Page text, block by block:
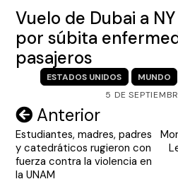
Vuelo de Dubai a
por súbita
pasajeros
ESTADOS UNIDOS MUNDO
5 DE
Navegación
de
entradas
Anterior
Estudiantes, madres, padres
y catedráticos rugieron con
fuerza contra la violencia en
la UNAM